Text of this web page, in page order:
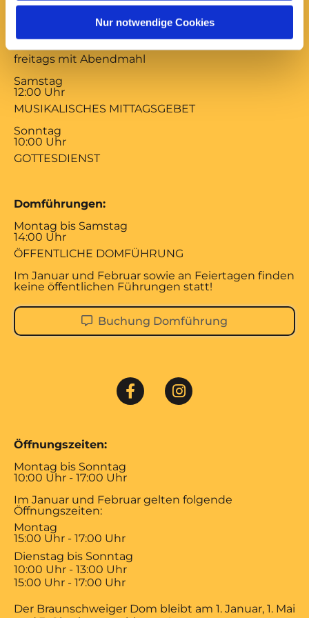
Nur notwendige Cookies
17:00 Uhr
mittwochs mit Versöhnungsgebet von Coventry
freitags mit Abendmahl
Samstag
12:00 Uhr
MUSIKALISCHES MITTAGSGEBET
Sonntag
10:00 Uhr
GOTTESDIENST
Domführungen:
Montag bis Samstag
14:00 Uhr
ÖFFENTLICHE DOMFÜHRUNG
Im Januar und Februar sowie an Feiertagen finden
keine öffentlichen Führungen statt!
Buchung Domführung
Öffnungszeiten:
Montag bis Sonntag
10:00 Uhr - 17:00 Uhr
Im Januar und Februar gelten folgende
Öffnungszeiten:
Montag
15:00 Uhr - 17:00 Uhr
Dienstag bis Sonntag
10:00 Uhr - 13:00 Uhr
15:00 Uhr - 17:00 Uhr
Der Braunschweiger Dom bleibt am 1. Januar, 1. Mai